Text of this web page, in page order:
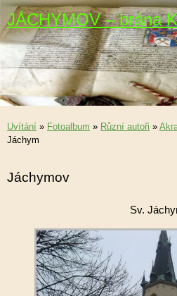
JÁCHYMOV – brána
Uvítání » Fotoalbum » Různí autoři »
Jáchym
Jáchymov
Sv.